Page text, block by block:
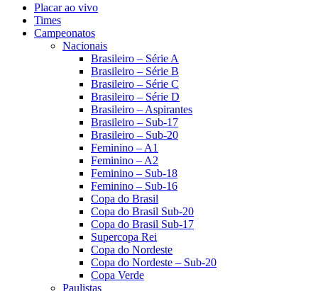
Placar ao vivo
Times
Campeonatos
Nacionais
Brasileiro – Série A
Brasileiro – Série B
Brasileiro – Série C
Brasileiro – Série D
Brasileiro – Aspirantes
Brasileiro – Sub-17
Brasileiro – Sub-20
Feminino – A1
Feminino – A2
Feminino – Sub-18
Feminino – Sub-16
Copa do Brasil
Copa do Brasil Sub-20
Copa do Brasil Sub-17
Supercopa Rei
Copa do Nordeste
Copa do Nordeste – Sub-20
Copa Verde
Paulistas